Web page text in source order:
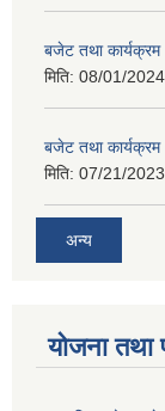
बजेट तथा कार्यक्रम
मिति: 08/01/
बजेट तथा कार्यक्रम
मिति: 07/21/
अन्य
योजना तथा